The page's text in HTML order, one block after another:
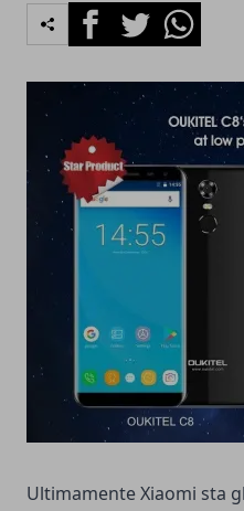
FacebookTwitterWhatsapp
Ultimamente Xiaomi sta